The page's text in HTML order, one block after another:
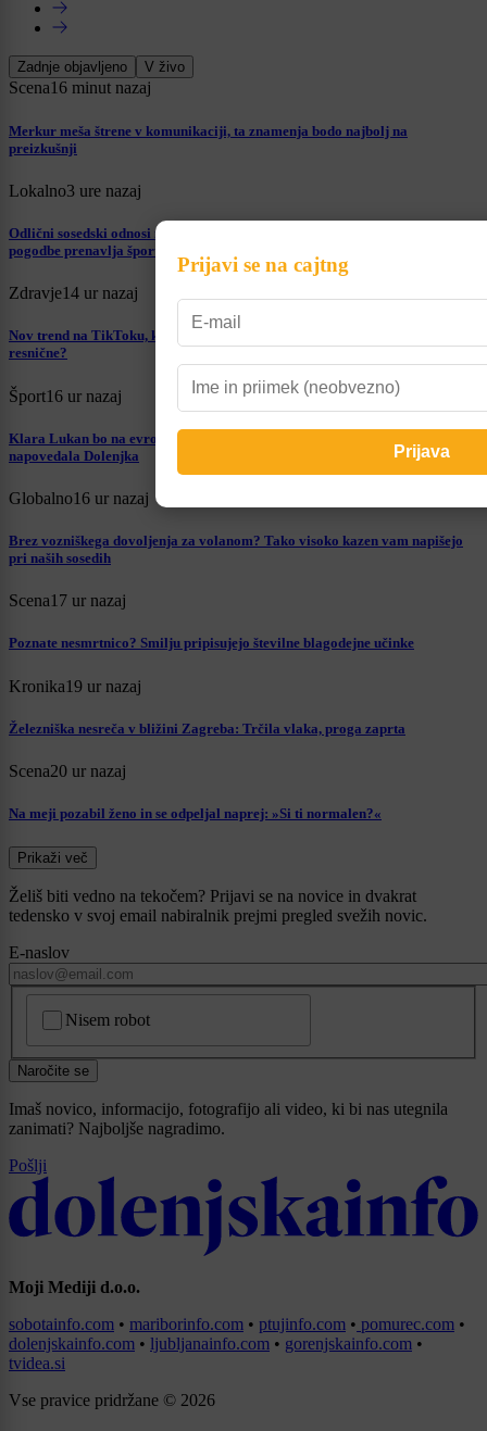
Zadnje objavljeno V živo
Scena16 minut nazaj
Merkur meša štrene v komunikaciji, ta znamenja bodo najbolj na
preizkušnji
Lokalno3 ure nazaj
Odlični sosedski odnosi na Dolenjskem: Trimo ob koncu petnajstletne
pogodbe prenavlja športno dvorano v Mokronogu
Zdravje14 ur nazaj
Nov trend na TikToku, ki skrbi strokovnjake: Ali so injekcije za porjavitev
resnične?
Šport16 ur nazaj
Klara Lukan bo na evropskem prvenstvu ena od favoritk za medaljo: To je
napovedala Dolenjka
Globalno16 ur nazaj
Brez vozniškega dovoljenja za volanom? Tako visoko kazen vam napišejo
pri naših sosedih
Scena17 ur nazaj
Poznate nesmrtnico? Smilju pripisujejo številne blagodejne učinke
Kronika19 ur nazaj
Železniška nesreča v bližini Zagreba: Trčila vlaka, proga zaprta
Scena20 ur nazaj
Na meji pozabil ženo in se odpeljal naprej: »Si ti normalen?«
Prikaži več
Želiš biti vedno na tekočem? Prijavi se na novice in dvakrat
tedensko v svoj email nabiralnik prejmi pregled svežih novic.
E-naslov
Nisem robot
Naročite se
Imaš novico, informacijo, fotografijo ali video, ki bi nas utegnila
zanimati? Najboljše nagradimo.
Pošlji
Moji Mediji d.o.o.
sobotainfo.com • mariborinfo.com • ptujinfo.com • pomurec.com •
dolenjskainfo.com • ljubljanainfo.com • gorenjskainfo.com •
tvidea.si
Vse pravice pridržane © 2026
Prijavi se na cajtng